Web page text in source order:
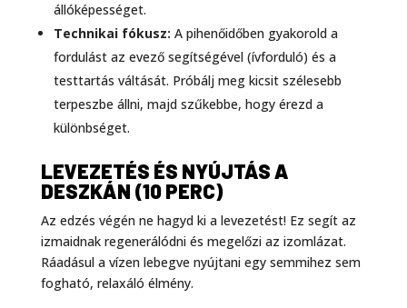
állóképességet.
Technikai fókusz: A pihenőidőben gyakorold a
fordulást az evező segítségével (ívforduló) és a
testtartás váltását. Próbálj meg kicsit szélesebb
terpeszbe állni, majd szűkebbe, hogy érezd a
különbséget.
LEVEZETÉS ÉS NYÚJTÁS A
DESZKÁN (10 PERC)
Az edzés végén ne hagyd ki a levezetést! Ez segít az
izmaidnak regenerálódni és megelőzi az izomlázat.
Ráadásul a vízen lebegve nyújtani egy semmihez sem
fogható, relaxáló élmény.